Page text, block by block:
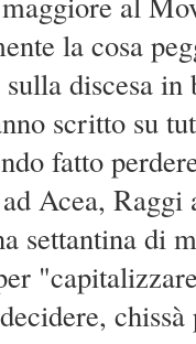
la cosa
discesa in
scritto su
fatto
Acea, Raggi
settantina di